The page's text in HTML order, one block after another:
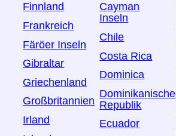
Finnland
Frankreich
Färöer Inseln
Gibraltar
Griechenland
Großbritannien
Irland
Cayman
Inseln
Chile
Costa Rica
Dominica
Dominikanische
Republik
Ecuador